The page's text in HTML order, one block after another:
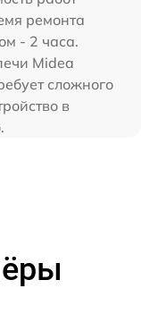
ремонта
- 2 часа.
Midea
сложного
в